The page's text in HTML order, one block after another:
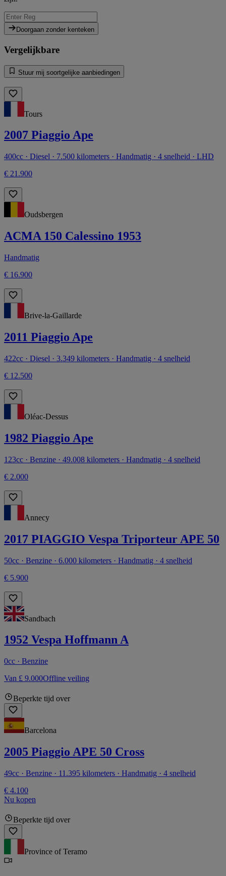
Doorgaan zonder kenteken
Vergelijkbare
Stuur mij soortgelijke aanbiedingen
Tours
2007 Piaggio Ape
400cc · Diesel · 7.500 kilometers · Handmatig · 4 snelheid · LHD
€ 21.900
Oudsbergen
ACMA 150 Calessino 1953
Handmatig
€ 16.900
Brive-la-Gaillarde
2011 Piaggio Ape
422cc · Diesel · 3.349 kilometers · Handmatig · 4 snelheid
€ 12.500
Oléac-Dessus
1982 Piaggio Ape
123cc · Benzine · 49.008 kilometers · Handmatig · 4 snelheid
€ 2.000
Annecy
2017 PIAGGIO Vespa Triporteur APE 50
50cc · Benzine · 6.000 kilometers · Handmatig · 4 snelheid
€ 5.900
Sandbach
1952 Vespa Hoffmann A
0cc · Benzine
Van £ 9.000Offline veiling
Beperkte tijd over
Barcelona
2005 Piaggio APE 50 Cross
49cc · Benzine · 11.395 kilometers · Handmatig · 4 snelheid
€ 4.100
Nu kopen
Beperkte tijd over
Province of Teramo